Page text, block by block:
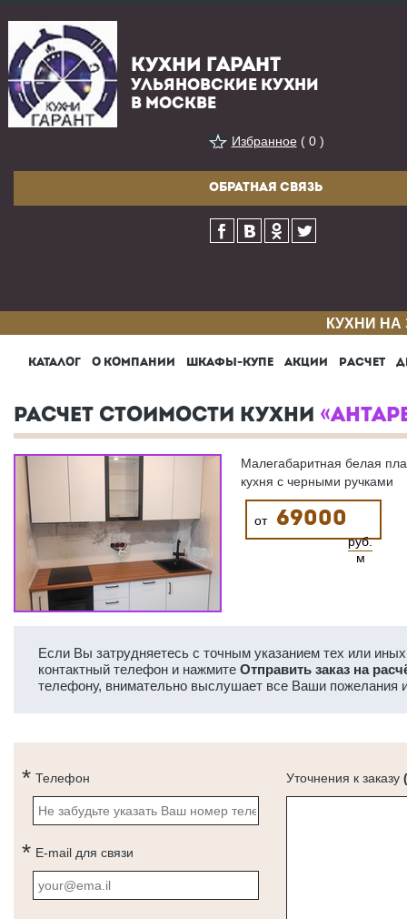
КУХНИ ГАРАНТ
УЛЬЯНОВСКИЕ КУХНИ
В МОСКВЕ
Избранное( 0 )
ОБРАТНАЯ СВЯЗЬ
КУХНИ
КАТАЛОГ О КОМПАНИИ ШКАФЫ-КУПЕ АКЦИИ РАСЧЕТ
РАСЧЕТ СТОИМОСТИ КУХНИ
Малегабаритная белая
кухня с черными ручками
от 69000
руб.
м
Если Вы затрудняетесь с точным указанием тех или
контактный телефон и нажмите Отправить заказ на
телефону, внимательно выслушает все Ваши пожелания
Телефон
E-mail для связи
Уточнения к заказу